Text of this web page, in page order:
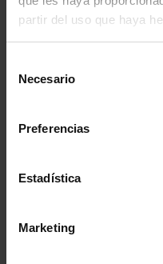
partir del uso que haya
Necesario
Preferencias
Estadística
Marketing